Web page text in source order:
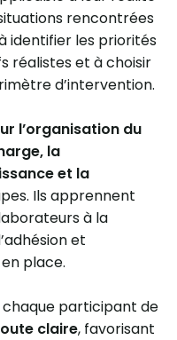
rencontrées
identifier les priorités
réalistes et à choisir
d’intervention.
l’organisation du
la
et la
Ils apprennent
à la
et
place.
participant de
claire, favorisant